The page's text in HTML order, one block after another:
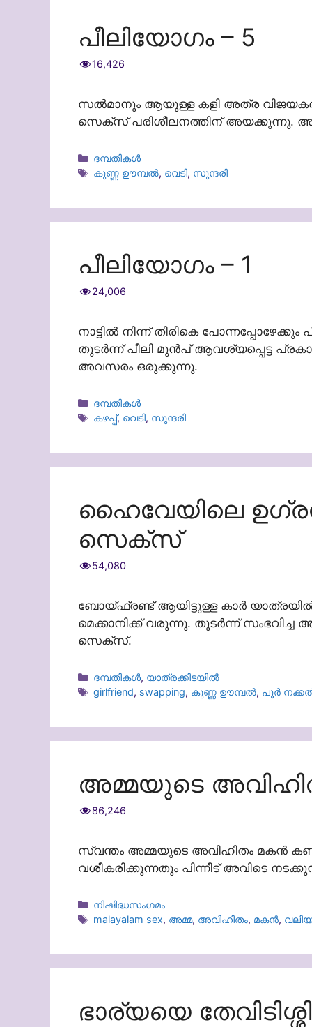
പീലിയോഗം – 5
16,426
സൽമാനും ആയുള്ള കളി അത്ര
സെക്സ് പരിശീലനത്തിന് അയക്കുന്നു.
Categories
ദമ്പതികള്‍
Tags
കുണ്ണ ഊമ്പൽ, വെടി, സുന്ദരി
പീലിയോഗം – 1
24,006
നാട്ടിൽ നിന്ന് തിരികെ
തുടർന്ന് പീലി മുൻപ് ആവശ്യപ്പെട്ട
അവസരം ഒരുക്കുന്നു.
Categories
ദമ്പതികള്‍
Tags
കഴപ്പ്, വെടി, സുന്ദരി
ഹൈവേയിലെ ഉഗ്രൻ
സെക്സ്
54,080
ബോയ്ഫ്രണ്ട് ആയിട്ടുള്ള കാർ
മെക്കാനിക്ക് വരുന്നു. തുടർന്ന് സംഭവിച്ച
സെക്സ്.
Categories
ദമ്പതികള്‍, യാത്രക്കിടയില്‍
Tags
girlfriend, swapping, കുണ്ണ ഊമ്പൽ, പൂർ
അമ്മയുടെ
86,246
സ്വന്തം അമ്മയുടെ അവിഹിതം മകൻ
വശീകരിക്കുന്നതും പിന്നീട് അവിടെ
Categories
നിഷിദ്ധസംഗമം
Tags
malayalam sex, അമ്മ, അവിഹിതം, മകൻ,
ഭാര്യയെ